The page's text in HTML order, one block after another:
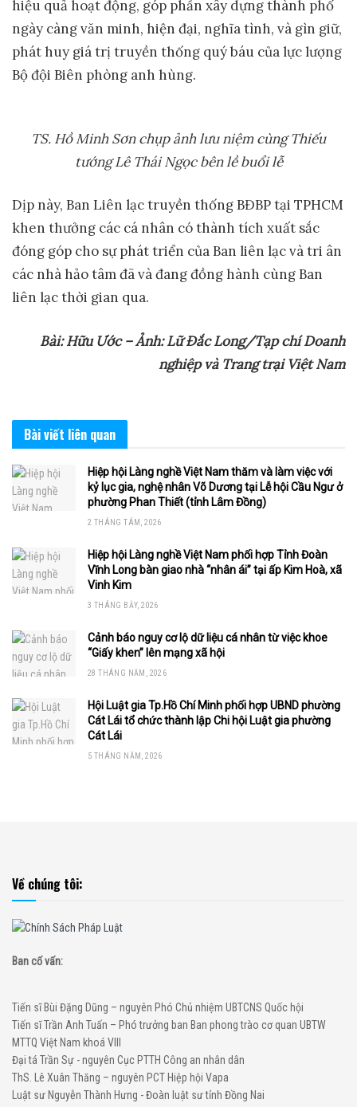
hiệu quả hoạt động, góp phần xây dựng thành phố
ngày càng văn minh, hiện đại, nghĩa tình, và gìn giữ,
phát huy giá trị truyền thống quý báu của lực lượng
Bộ đội Biên phòng anh hùng.
TS. Hồ Minh Sơn chụp ảnh lưu niệm cùng Thiếu
tướng Lê Thái Ngọc bên lề buổi lễ
Dịp này, Ban Liên lạc truyền thống BĐBP tại TPHCM
khen thưởng các cá nhân có thành tích xuất sắc
đóng góp cho sự phát triển của Ban liên lạc và tri ân
các nhà hảo tâm đã và đang đồng hành cùng Ban
liên lạc thời gian qua.
Bài: Hữu Ước – Ảnh: Lữ Đắc Long/Tạp chí Doanh
nghiệp và Trang trại Việt Nam
Bài viết liên quan
Hiệp hội Làng nghề Việt Nam thăm và làm việc với
kỷ lục gia, nghệ nhân Võ Dương tại Lễ hội Cầu Ngư ở
phường Phan Thiết (tỉnh Lâm Đồng)
2 THÁNG TÁM, 2026
Hiệp hội Làng nghề Việt Nam phối hợp Tỉnh Đoàn
Vĩnh Long bàn giao nhà “nhân ái” tại ấp Kim Hoà, xã
Vinh Kim
3 THÁNG BẢY, 2026
Cảnh báo nguy cơ lộ dữ liệu cá nhân từ việc khoe
“Giấy khen” lên mạng xã hội
28 THÁNG NĂM, 2026
Hội Luật gia Tp.Hồ Chí Minh phối hợp UBND phường
Cát Lái tổ chức thành lập Chi hội Luật gia phường
Cát Lái
5 THÁNG NĂM, 2026
Về chúng tôi:
Ban cố vấn:
Tiến sĩ Bùi Đặng Dũng – nguyên Phó Chủ nhiệm UBTCNS Quốc hội
Tiến sĩ Trần Anh Tuấn – Phó trưởng ban Ban phong trào cơ quan UBTW
MTTQ Việt Nam khoá VIII
Đại tá Trần Sự - nguyên Cục PTTH Công an nhân dân
ThS. Lê Xuân Thăng – nguyên PCT Hiệp hội Vapa
Luật sư Nguyễn Thành Hưng - Đoàn luật sư tỉnh Đồng Nai